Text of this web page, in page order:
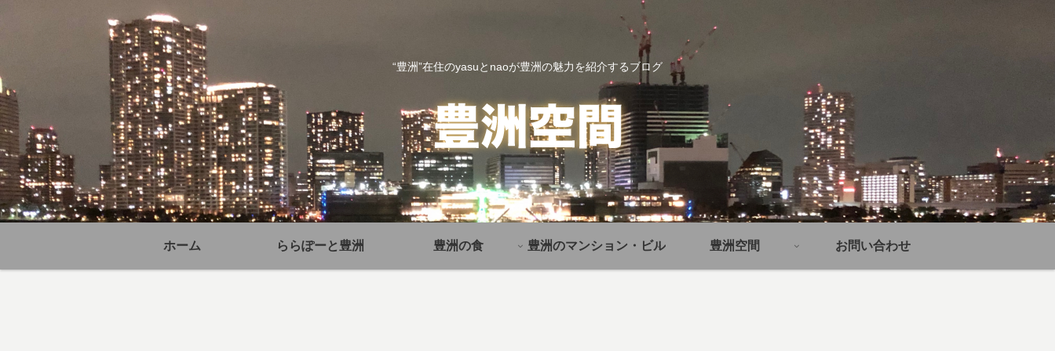
“豊洲”在住のyasuとnaoが豊洲の魅力を紹介するブログ
ホーム ららぽーと豊洲 豊洲の食 豊洲のマンション・ビル 豊洲空間 お問い合わせ